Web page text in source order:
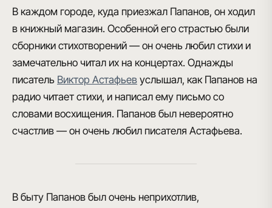
В каждом городе, куда приезжал Папанов, он ходил
в книжный магазин. Особенной его страстью были
сборники стихотворений — он очень любил стихи и
замечательно читал их на концертах. Однажды
писатель Виктор Астафьев услышал, как Папанов на
радио читает стихи, и написал ему письмо со
словами восхищения. Папанов был невероятно
счастлив — он очень любил писателя Астафьева.
В быту Папанов был очень неприхотлив,